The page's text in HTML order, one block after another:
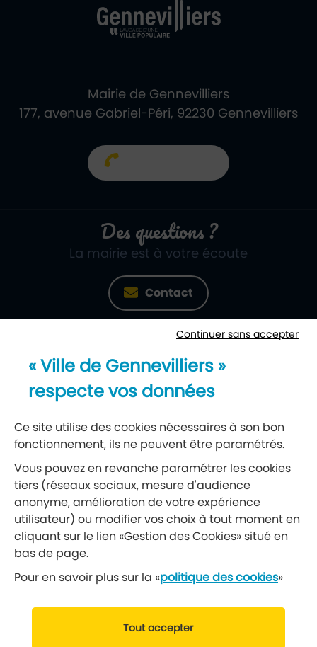
Mairie de Gennevilliers
177, avenue Gabriel-Péri, 92230 Gennevilliers
Des questions ?
La mairie est à votre écoute
Contact
Newsletter
Réseaux sociaux
Suivez-nous
Retrouvez nous sur Facebook
Continuer sans accepter
« Ville de Gennevilliers »
respecte vos données
Ce site utilise des cookies nécessaires à son bon
fonctionnement, ils ne peuvent être paramétrés.
Vous pouvez en revanche paramétrer les cookies
tiers (réseaux sociaux, mesure d'audience
anonyme, amélioration de votre expérience
utilisateur) ou modifier vos choix à tout moment en
cliquant sur le lien «Gestion des Cookies» situé en
bas de page.
Pour en savoir plus sur la «politique des cookies»
Tout accepter